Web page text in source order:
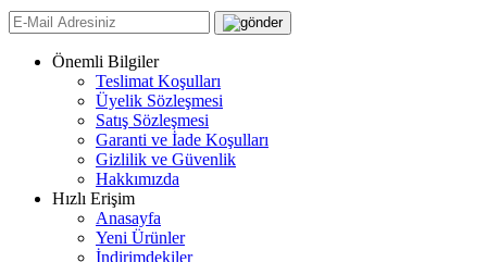
Önemli Bilgiler
Teslimat Koşulları
Üyelik Sözleşmesi
Satış Sözleşmesi
Garanti ve İade Koşulları
Gizlilik ve Güvenlik
Hakkımızda
Hızlı Erişim
Anasayfa
Yeni Ürünler
İndirimdekiler